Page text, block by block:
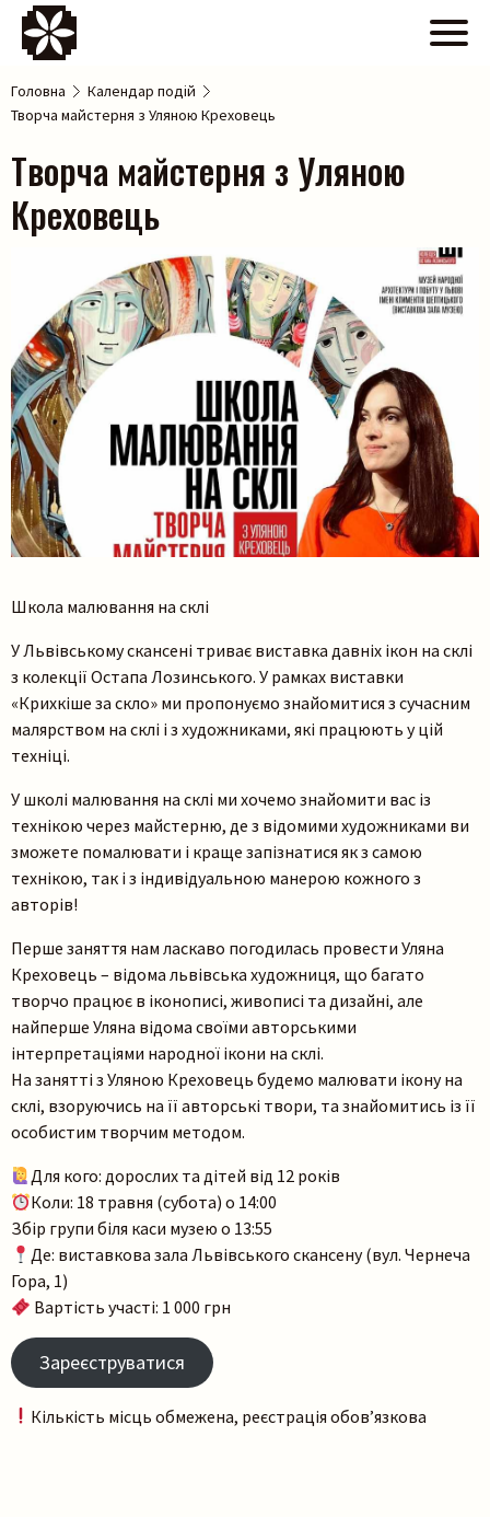
Головна
Календар подій
Творча майстерня з Уляною Креховець
Творча майстерня з Уляною
Креховець
Школа малювання на склі
У Львівському скансені триває виставка давніх ікон на склі
з колекції Остапа Лозинського. У рамках виставки
«Крихкіше за скло» ми пропонуємо знайомитися з сучасним
малярством на склі і з художниками, які працюють у цій
техніці.
У школі малювання на склі ми хочемо знайомити вас із
технікою через майстерню, де з відомими художниками ви
зможете помалювати і краще запізнатися як з самою
технікою, так і з індивідуальною манерою кожного з
авторів!
Перше заняття нам ласкаво погодилась провести Уляна
Креховець – відома львівська художниця, що багато
творчо працює в іконописі, живописі та дизайні, але
найперше Уляна відома своїми авторськими
інтерпретаціями народної ікони на склі.
На занятті з Уляною Креховець будемо малювати ікону на
склі, взоруючись на її авторські твори, та знайомитись із її
особистим творчим методом.
Для кого: дорослих та дітей від 12 років
Коли: 18 травня (субота) о 14:00
Збір групи біля каси музею о 13:55
Де: виставкова зала Львівського скансену (вул. Чернеча
Гора, 1)
Вартість участі: 1 000 грн
Зареєструватися
Кількість місць обмежена, реєстрація обов’язкова